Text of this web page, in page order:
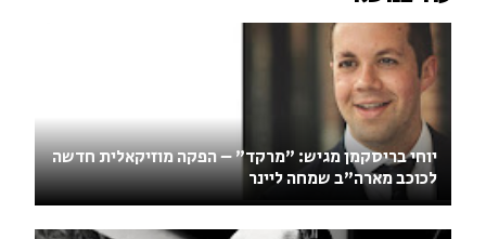
יוחי בריסקמן מגיש: "מרקד" – הפקה מוזיקאלית חדשה
לכוכב מארה"ב שמחה ליינר